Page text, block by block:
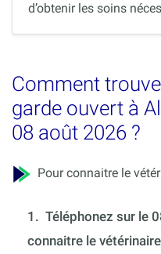
d’obtenir les soins
Comment
garde ouvert à
08 août 2026 ?
Pour connaitre le
1. Téléphonez sur le
connaitre le